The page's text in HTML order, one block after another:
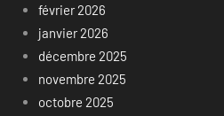
février 2026
janvier 2026
décembre 2025
novembre 2025
octobre 2025